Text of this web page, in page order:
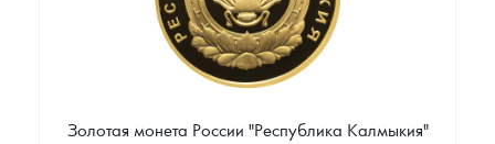
Золотая монета России "Республика Калмыкия"